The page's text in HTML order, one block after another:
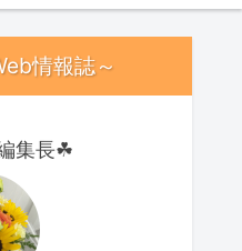
情報誌～
集長☘